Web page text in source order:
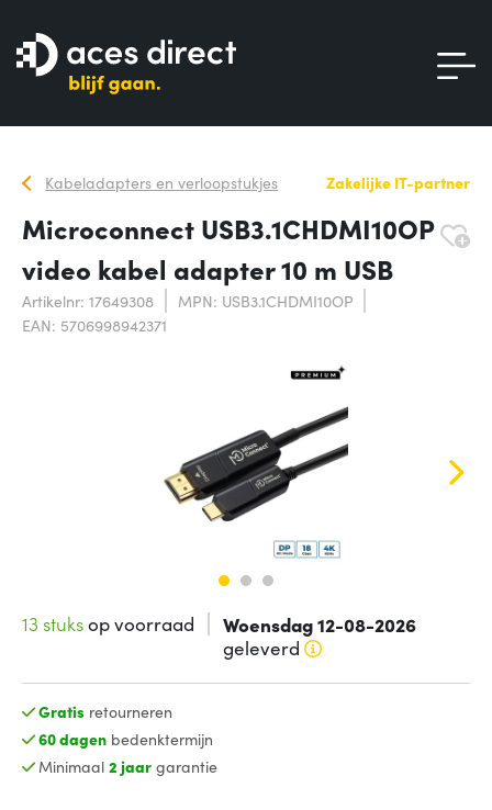
Kabeladapters en verloopstukjes Zakelijke IT-partner
Microconnect USB3.1CHDMI10OP
video kabel adapter 10 m USB
Artikelnr: 17649308
MPN: USB3.1CHDMI10OP
EAN: 5706998942371
13 stuksop voorraad Woensdag 12-08-2026
geleverd
Gratis retourneren
60 dagenbedenktermijn
Minimaal 2 jaargarantie